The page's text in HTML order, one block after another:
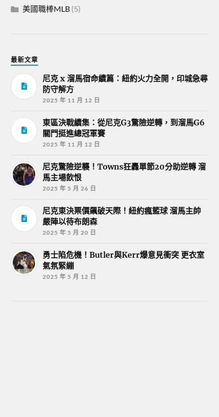
美國職棒MLB (5)
最新文章
尼克 x 溜馬宿命續篇：紐約火力全開，印城急尋
防守解方
2025 年 11 月 12 日
東區決戰續集：從尼克G3驚險逆轉，到溜馬G6
關門挺進總冠軍賽
2025 年 11 月 12 日
尼克驚險逆襲！Towns狂轟單節20分助逆轉 溜
馬主場飲恨
2025 年 5 月 26 日
尼克東決票價飆破天際！紐約瘋籃球 溜馬主帥
嚴陣以待布朗森
2025 年 5 月 20 日
勇士陷危機！Butler與Kerr爆意見衝突 更衣室
氣氛緊繃
2025 年 5 月 12 日